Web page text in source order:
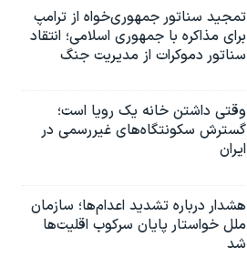
تمجید سناتور جمهوری‌خواه از ترامپ
برای مذاکره با جمهوری اسلامی؛ انتقاد
سناتور دموکرات از مدیریت جنگ
وقتی داشتن خانه یک رویا است؛
گسترش سکونتگاه‌های غیررسمی در
ایران
هشدار درباره تشدید اعدام‌ها؛ سازمان
ملل خواستار پایان سرکوب اقلیت‌ها
شد